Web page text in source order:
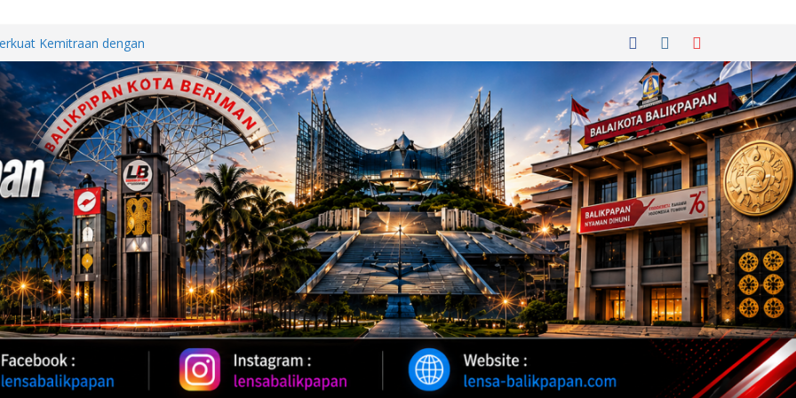
DI JALAN PATTIMURA
WARGA MINTA SEGERA
Kemitraan dengan
Melalui Silaturahmi dan
POLDA KALTIM
KEBUGARAN PERSONEL
Provinsi Jawa Tengah Jajaki
2026, Kapolda Kaltim
Karhutla